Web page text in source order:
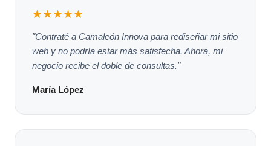
★★★★★
"Contraté a Camaleón Innova para rediseñar mi sitio
web y no podría estar más satisfecha. Ahora, mi
negocio recibe el doble de consultas."
María López